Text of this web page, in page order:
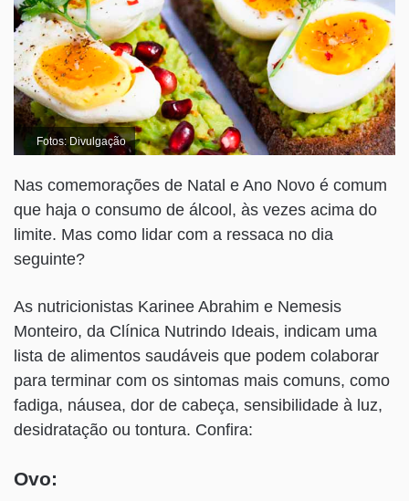
Fotos: Divulgação
Nas comemorações de Natal e Ano Novo é comum
que haja o consumo de álcool, às vezes acima do
limite. Mas como lidar com a ressaca no dia
seguinte?
As nutricionistas Karinee Abrahim e Nemesis
Monteiro, da Clínica Nutrindo Ideais, indicam uma
lista de alimentos saudáveis que podem colaborar
para terminar com os sintomas mais comuns, como
fadiga, náusea, dor de cabeça, sensibilidade à luz,
desidratação ou tontura. Confira:
Ovo: